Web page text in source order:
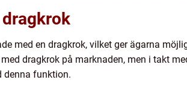
med en dragkrok, vilket ger ägarna
dragkrok på marknaden, men i takt
denna funktion.